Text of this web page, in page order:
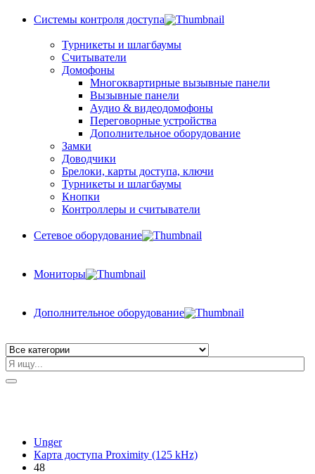
Системы контроля доступа
Турникеты и шлагбаумы
Cчитыватели
Домофоны
Многоквартирные вызывные панели
Вызывные панели
Аудио & видеодомофоны
Переговорные устройства
Дополнительное оборудование
Замки
Доводчики
Брелоки, карты доступа, ключи
Турникеты и шлагбаумы
Кнопки
Контроллеры и считыватели
Сетевое оборудование
Мониторы
Дополнительное оборудование
Unger
Карта доступа Proximity (125 kHz)
48